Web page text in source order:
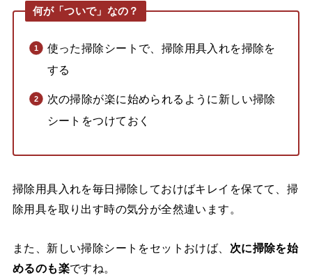
何が「ついで」なの？
使った掃除シートで、掃除用具入れを掃除を
する
次の掃除が楽に始められるように新しい掃除
シートをつけておく
掃除用具入れを毎日掃除しておけばキレイを保てて、掃
除用具を取り出す時の気分が全然違います。
また、新しい掃除シートをセットおけば、 次に掃除を始
めるのも楽ですね。